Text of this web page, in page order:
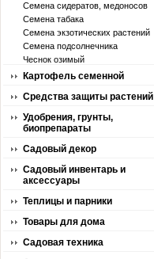
Семена сидератов, медоносов
Семена табака
Семена экзотических растений
Семена подсолнечника
Чеснок озимый
Картофель семенной
Средства защиты растений
Удобрения, грунты,
биопрепараты
Садовый декор
Садовый инвентарь и
аксессуары
Теплицы и парники
Товары для дома
Садовая техника